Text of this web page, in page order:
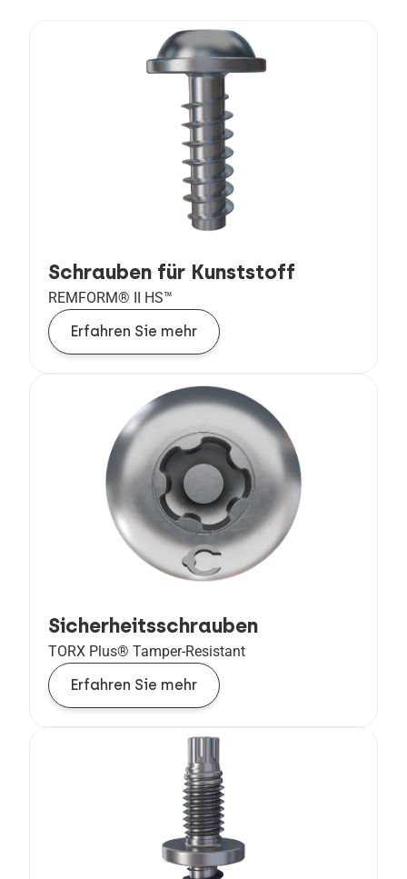
Schrauben für Kunststoff
REMFORM® II HS™
Erfahren Sie mehr
Sicherheitsschrauben
TORX Plus® Tamper-Resistant
Erfahren Sie mehr